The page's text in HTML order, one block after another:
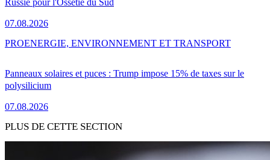
Russie pour l'Ossétie du Sud
07.08.2026
Panneaux solaires et puces : Trump impose 15% de taxes sur le
polysilicium
07.08.2026
PROENERGIE, ENVIRONNEMENT ET TRANSPORT
PLUS DE CETTE SECTION